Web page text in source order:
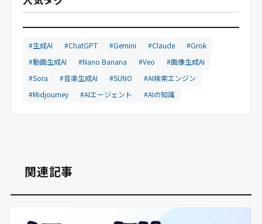
#生成AI #ChatGPT #Gemini #Claude
#Grok
#動画生成AI
#Nano Banana #Veo
#画像生成AI
#Sora
#音楽生成AI #SUNO
#AI検索エンジン
#Midjourney
#AIエージェント #AIの知識
関連記事